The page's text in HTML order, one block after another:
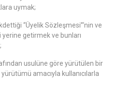
uymak;
“Üyelik Sözleşmesi”‘nin ve
getirmek ve bunları
usulüne göre yürütülen bir
amacıyla kullanıcılarla